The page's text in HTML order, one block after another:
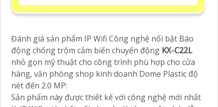
Đánh giá sản phẩm IP Wifi Công nghệ nổi bật Báo
động chống trộm cảm biến chuyển động KX-C22L
nhỏ gọn mỹ thuật cho công trình phù hợp cho cửa
hàng, văn phòng shop kinh doanh Dome Plastic độ
nét đến 2.0 MP:
Sản phẩm này được thiết kế với công nghệ mới nhất